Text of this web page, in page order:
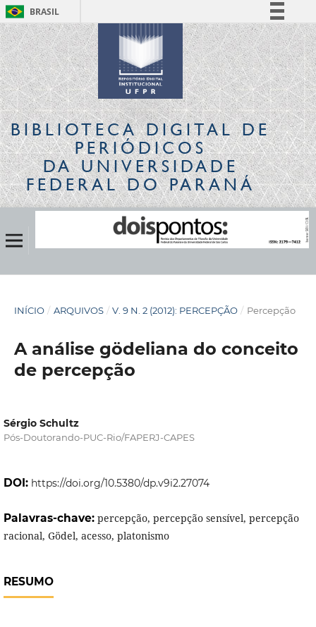
BRASIL
Simplifique!
Comunica BR
Participe
Acesso à informação
Legislação
Canais
BIBLIOTECA DIGITALDE
PERIÓDICOS
DA UNIVERSIDADE
FEDERAL DO PARANÁ
INÍCIO / ARQUIVOS / V. 9 N. 2 (2012): PERCEPÇÃO / Percepção
A análise gödeliana do conceito
de percepção
Sérgio Schultz
Pós-Doutorando-PUC-Rio/FAPERJ-CAPES
DOI: https://doi.org/10.5380/dp.v9i2.27074
Palavras-chave: percepção, percepção sensível, percepção
racional, Gödel, acesso, platonismo
RESUMO